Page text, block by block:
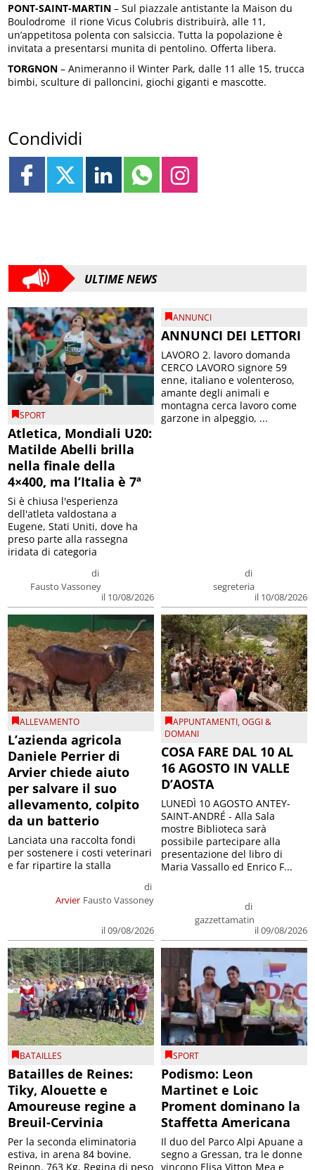
PONT-SAINT-MARTIN – Sul piazzale antistante la Maison du
Boulodrome il rione Vicus Colubris distribuirà, alle 11,
un’appetitosa polenta con salsiccia. Tutta la popolazione è
invitata a presentarsi munita di pentolino. Offerta libera.
TORGNON – Animeranno il Winter Park, dalle 11 alle 15, trucca
bimbi, sculture di palloncini, giochi giganti e mascotte.
Condividi
ULTIME NEWS
SPORT
Atletica, Mondiali U20:
Matilde Abelli brilla
nella finale della
4×400, ma l’Italia è 7ª
di
Fausto Vassoney
il 10/08/2026
Si è chiusa l'esperienza
dell'atleta valdostana a
Eugene, Stati Uniti, dove ha
preso parte alla rassegna
iridata di categoria
ANNUNCI
ANNUNCI DEI LETTORI
di
segreteria
il 10/08/2026
LAVORO 2. lavoro domanda
CERCO LAVORO signore 59
enne, italiano e volenteroso,
amante degli animali e
montagna cerca lavoro come
garzone in alpeggio, ...
ALLEVAMENTO
L’azienda agricola
Daniele Perrier di
Arvier chiede aiuto
per salvare il suo
allevamento, colpito
da un batterio
Arvier
di
Fausto Vassoney
il 09/08/2026
Lanciata una raccolta fondi
per sostenere i costi veterinari
e far ripartire la stalla
APPUNTAMENTI,OGGI &
DOMANI
COSA FARE DAL 10 AL
16 AGOSTO IN VALLE
D’AOSTA
di
gazzettamatin
il 09/08/2026
LUNEDÌ 10 AGOSTO ANTEY-
SAINT-ANDRÉ - Alla Sala
mostre Biblioteca sarà
possibile partecipare alla
presentazione del libro di
Maria Vassallo ed Enrico F...
BATAILLES
Batailles de Reines:
Tiky, Alouette e
Amoureuse regine a
Breuil-Cervinia
Per la seconda eliminatoria
estiva, in arena 84 bovine.
Reinon, 763 Kg, Regina di peso
SPORT
Podismo: Leon
Martinet e Loic
Proment dominano la
Staffetta Americana
Il duo del Parco Alpi Apuane a
segno a Gressan, tra le donne
vincono Elisa Vitton Mea e